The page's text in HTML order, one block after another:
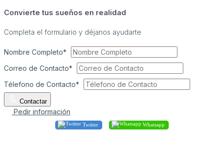
Convierte tus sueños en realidad
Completa el formulario y déjanos ayudarte
Nombre Completo*
Correo de Contacto*
Télefono de Contacto*
Contactar
Pedir información
Twitter Whatsapp